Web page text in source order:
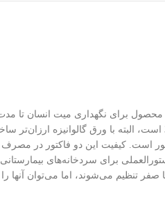
برای نگهداری میت انسان تا
به نیاز و بسته به میزان سرمایش و تعداد کابین می‌توانند انواع مختلفی را خریداری کنند. جنس این نوع
کیفیت این دو فاکتور در مصرف
برای سردخانه‌های